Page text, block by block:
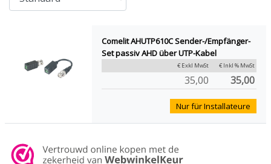
Comelit AHUTP610C Sender-/Empfänger-
Set passiv AHD über UTP-Kabel
€ Exkl MwSt € Inkl % MwSt
35,00 35,00
Nur für Installateure